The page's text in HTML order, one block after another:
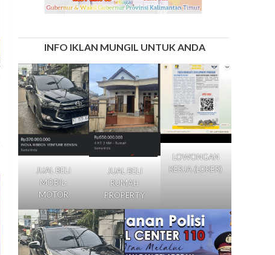
INFO IKLAN MUNGIL UNTUK ANDA
JUAL BELI
MOBIL-
MOTOR
JUAL BELI
RUMAH
PROPERTY
LOWONGAN
KERJA (LOKER)